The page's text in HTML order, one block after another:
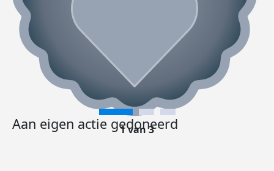
Aan eigen actie gedoneerd
1 van 3